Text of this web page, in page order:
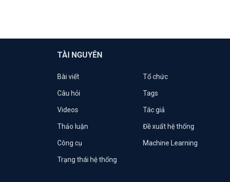
TÀI NGUYÊN
Bài viết Tổ chức
Câu hỏi Tags
Videos Tác giả
Thảo luận Đề xuất hệ thống
Công cụ Machine Learning
Trạng thái hệ thống